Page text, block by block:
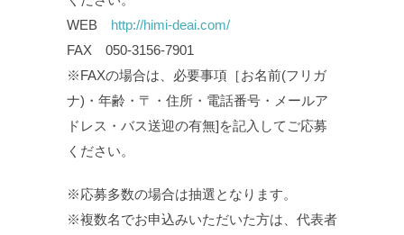
WEB http://himi-deai.com/
FAX 050-3156-7901
※FAXの場合は、必要事項［お名前(フリガ
ナ)・年齢・〒・住所・電話番号・メールア
ドレス・バス送迎の有無]を記入してご応募
ください。
※応募多数の場合は抽選となります。
※複数名でお申込みいただいた方は、代表者